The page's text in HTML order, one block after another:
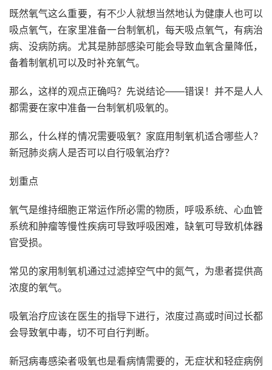
既然氧气这么重要，有不少人就想当然地认为健康人也可以
吸点氧气，在家里准备一台制氧机，每天吸点氧气，有病治
病、没病防病。尤其是肺部感染可能会导致血氧含量降低，
备着制氧机可以及时补充氧气。
那么，这样的观点正确吗？先说结论——错误！并不是人人
都需要在家中准备一台制氧机吸氧的。
那么，什么样的情况需要吸氧？家庭用制氧机适合哪些人？
新冠肺炎病人是否可以自行吸氧治疗？
划重点
氧气是维持细胞正常运作所必需的物质，呼吸系统、心血管
系统和肿瘤等慢性疾病可导致呼吸困难，缺氧可导致机体器
官受损。
常见的家用制氧机通过过滤掉空气中的氮气，为患者提供高
浓度的氧气。
吸氧治疗应该在医生的指导下进行，浓度过高或时间过长都
会导致氧中毒，切不可自行判断。
新冠病毒感染者吸氧也是看病情需要的，无症状和轻症病例